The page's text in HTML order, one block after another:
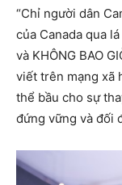
“Chỉ người dân
của Canada qua
và KHÔNG BAO
viết trên mạng xã
thể bầu cho sự
đứng vững và đối